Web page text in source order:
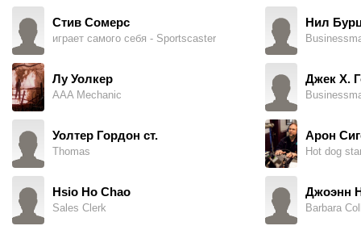
Стив Сомерс
играет самого себя - Sportscaster
Лу Уолкер
AAA Mechanic
Уолтер Гордон ст.
Thomas
Hsio Ho Chao
Sales Clerk
Нил
Джек Х.
Арон
Джоэнн
Barbara